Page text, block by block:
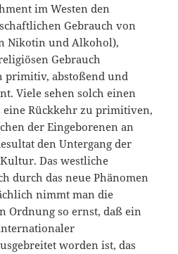
im Westen den
Gebrauch von
Nikotin und Alkohol),
Gebrauch
primitiv, abstoßend und
Viele sehen solch einen
eine Rückkehr zu primitiven,
der Eingeborenen an
den Untergang der
Das westliche
durch das neue Phänomen
nimmt man die
Ordnung so ernst, daß ein
worden ist, das